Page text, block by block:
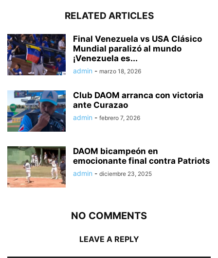
RELATED ARTICLES
Final Venezuela vs USA Clásico
Mundial paralizó al mundo
¡Venezuela es...
admin - marzo 18, 2026
Club DAOM arranca con victoria
ante Curazao
admin - febrero 7, 2026
DAOM bicampeón en
emocionante final contra Patriots
admin - diciembre 23, 2025
NO COMMENTS
LEAVE A REPLY